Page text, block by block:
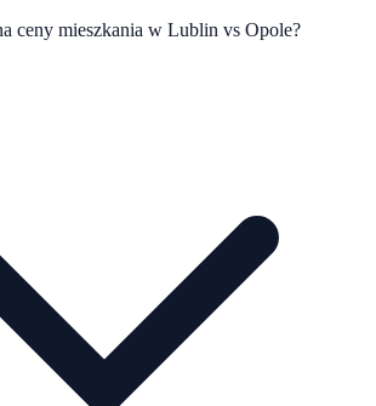
ceny mieszkania w Lublin vs Opole?